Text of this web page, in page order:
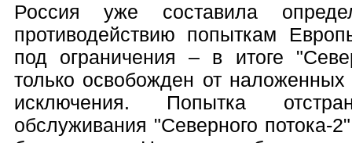
Россия уже составила
противодействию попыткам
под ограничения – в итоге
только освобожден от
исключения. Попытка
обслуживания "Северного потока-